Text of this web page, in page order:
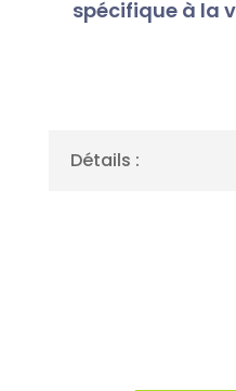
spécifique à la
Détails :